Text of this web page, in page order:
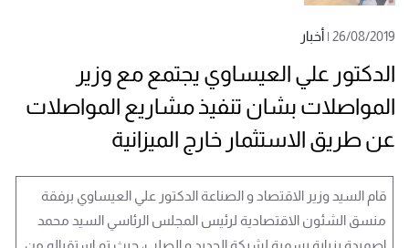
26/08/2019
| أخبار
الدكتور علي العيساوي يجتمع مع وزير
المواصلات بشان تنفيذ مشاريع المواصلات
عن طريق الاستثمار خارج الميزانية
قام السيد وزير الاقتصاد و الصناعة الدكتور علي العيساوي برفقة
منسق الشئون الاقتصادية لرئيس المجلس الرئاسي السيد محمد
اصميدة بزيارة رسمية لشركة الحديد و الصلب، حيث تم استقباله من